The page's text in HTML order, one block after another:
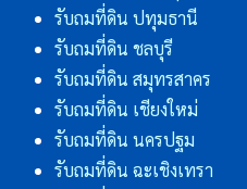
รับถมที่ดิน ปทุมธานี
รับถมที่ดิน ชลบุรี
รับถมที่ดิน สมุทรสาคร
รับถมที่ดิน เชียงใหม่
รับถมที่ดิน นครปฐม
รับถมที่ดิน ฉะเชิงเทรา